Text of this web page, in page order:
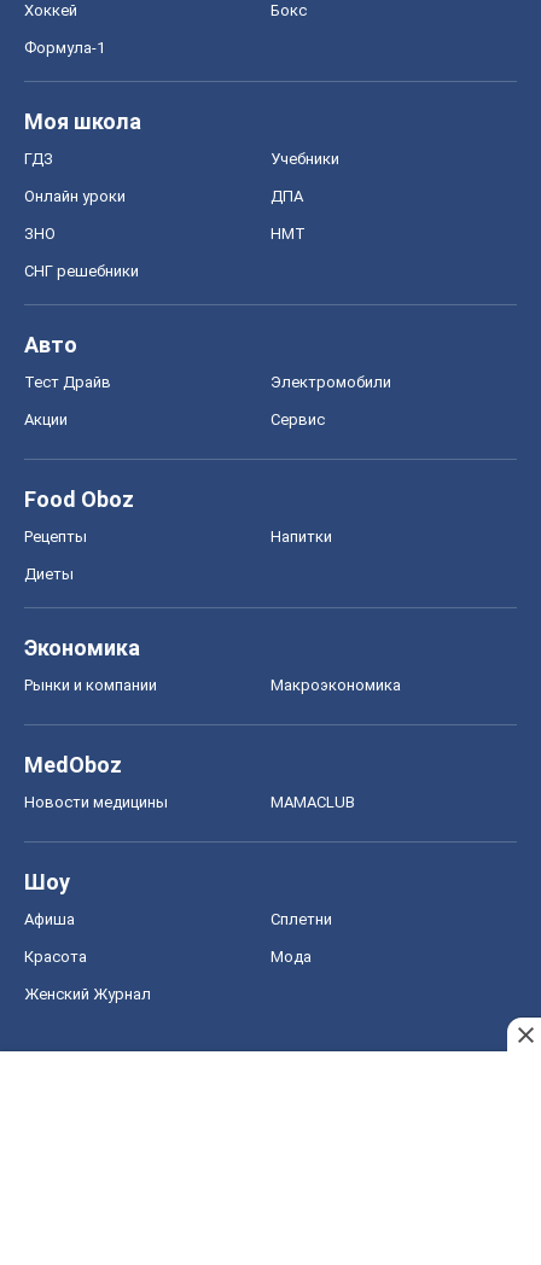
Хоккей Бокс
Формула-1
Моя школа
ГДЗ Учебники
Онлайн уроки ДПА
ЗНО НМТ
СНГ решебники
Авто
Тест Драйв Электромобили
Акции Сервис
Food Oboz
Рецепты Напитки
Диеты
Экономика
Рынки и компании Mакроэкономика
MedOboz
Новости медицины MAMACLUB
Шоу
Афиша Сплетни
Красота Мода
Женский Журнал